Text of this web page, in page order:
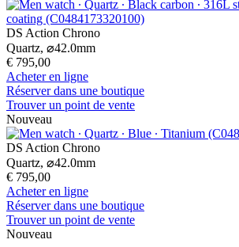
DS Action Chrono
Quartz, ⌀42.0mm
€ 795,00
Acheter en ligne
Réserver dans une boutique
Trouver un point de vente
Nouveau
DS Action Chrono
Quartz, ⌀42.0mm
€ 795,00
Acheter en ligne
Réserver dans une boutique
Trouver un point de vente
Nouveau